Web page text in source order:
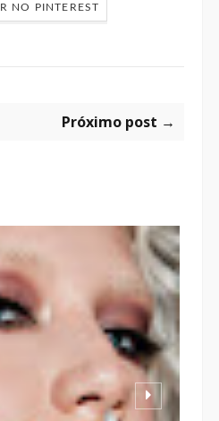
NO PINTEREST
Próximo post →